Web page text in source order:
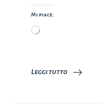
Mi piace:
Caricamento
Leggi tutto